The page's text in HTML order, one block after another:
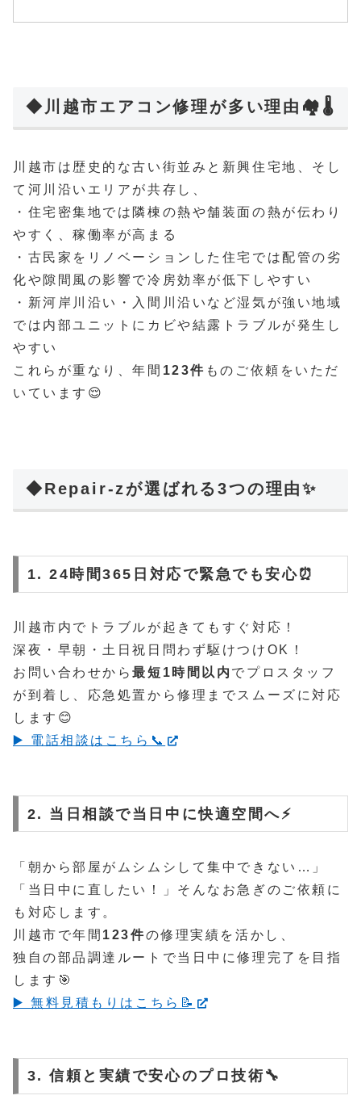
◆川越市エアコン修理が多い理由🏘️🌡️
川越市は歴史的な古い街並みと新興住宅地、そし
て河川沿いエリアが共存し、
・住宅密集地では隣棟の熱や舗装面の熱が伝わり
やすく、稼働率が高まる
・古民家をリノベーションした住宅では配管の劣
化や隙間風の影響で冷房効率が低下しやすい
・新河岸川沿い・入間川沿いなど湿気が強い地域
では内部ユニットにカビや結露トラブルが発生し
やすい
これらが重なり、年間 123件 ものご依頼をいただ
いています😌
◆Repair-zが選ばれる3つの理由✨
1. 24時間365日対応で緊急でも安心⏰
川越市内でトラブルが起きてもすぐ対応！
深夜・早朝・土日祝日問わず駆けつけOK！
お問い合わせから最短1時間以内 でプロスタッフ
が到着し、応急処置から修理までスムーズに対応
します😊
▶️ 電話相談はこちら📞
2. 当日相談で当日中に快適空間へ⚡️
「朝から部屋がムシムシして集中できない…」
「当日中に直したい！」そんなお急ぎのご依頼に
も対応します。
川越市で年間 123件の修理実績を活かし、
独自の部品調達ルートで当日中に修理完了を目指
します🎯
▶️ 無料見積もりはこちら📝
3. 信頼と実績で安心のプロ技術🔧